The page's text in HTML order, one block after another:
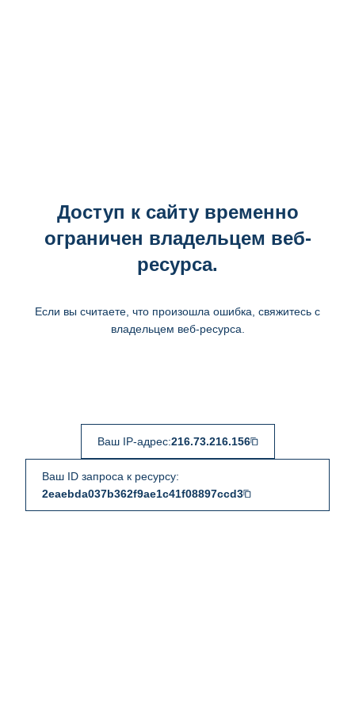
Доступ к сайту временно
ограничен владельцем веб-
ресурса.
Если вы считаете, что произошла ошибка, свяжитесь с
владельцем веб-ресурса.
Ваш IP-адрес:216.73.216.156
Ваш ID запроса к ресурсу:
2eaebda037b362f9ae1c41f08897ccd3